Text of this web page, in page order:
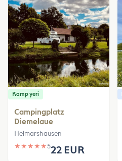
Kamp yeri
Campingplatz
Diemelaue
Helmarshausen
★ ★ ★ ★ ★522 EUR